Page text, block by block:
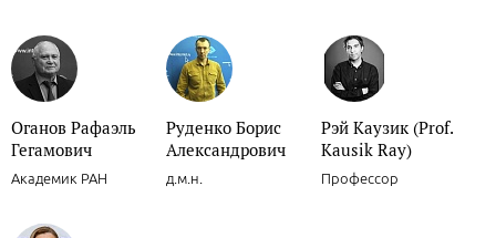
Оганов Рафаэль
Гегамович
Академик РАН
Руденко Борис
Александрович
д.м.н.
Рэй Каузик (Prof.
Kausik Ray)
Профессор